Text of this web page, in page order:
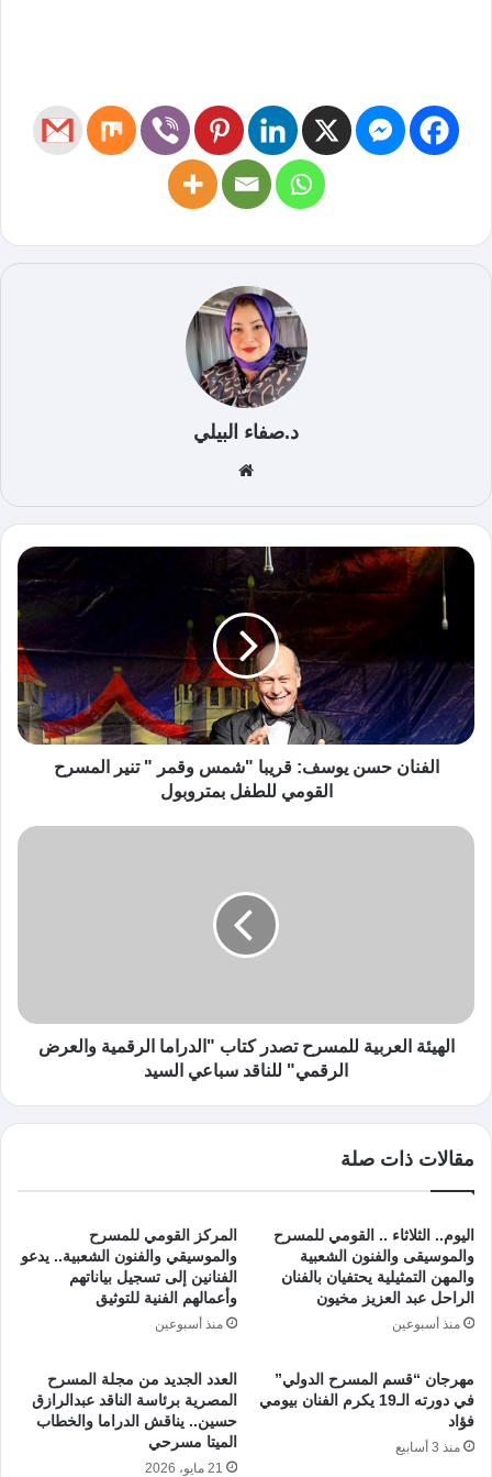
د.صفاء البيلي
الوي
ب
الفنان حسن يوسف: قريبا "شمس وقمر " تنير المسرح
القومي للطفل بمتروبول
الهيئة العربية للمسرح تصدر كتاب "الدراما الرقمية والعرض
الرقمي" للناقد سباعي السيد
مقالات ذات صلة
اليوم.. الثلاثاء .. القومي للمسرح
والموسيقى والفنون الشعبية
والمهن التمثيلية يحتفيان بالفنان
الراحل عبد العزيز مخيون
منذ أسبوعين
المركز القومي للمسرح
والموسيقي والفنون الشعبية.. يدعو
الفنانين إلى تسجيل بياناتهم
وأعمالهم الفنية للتوثيق
منذ أسبوعين
مهرجان “قسم المسرح الدولي”
في دورته الـ19 يكرم الفنان بيومي
فؤاد
منذ 3 أسابيع
العدد الجديد من مجلة المسرح
المصرية برئاسة الناقد عبدالرازق
حسين.. يناقش الدراما والخطاب
الميتا مسرحي
21 مايو، 2026